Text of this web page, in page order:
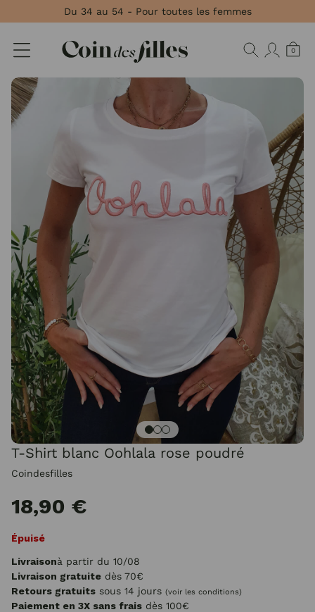
Du 34 au 54 - Pour toutes les femmes
0
T-Shirt blanc Oohlala rose poudré
Coindesfilles
18,90 €
Épuisé
Livraisonà partir du 10/08
Livraison gratuite dès 70€
Retours gratuits sous 14 jours (voir les conditions)
Paiement en 3X sans frais dès 100€
Panneau de gestion des cookies